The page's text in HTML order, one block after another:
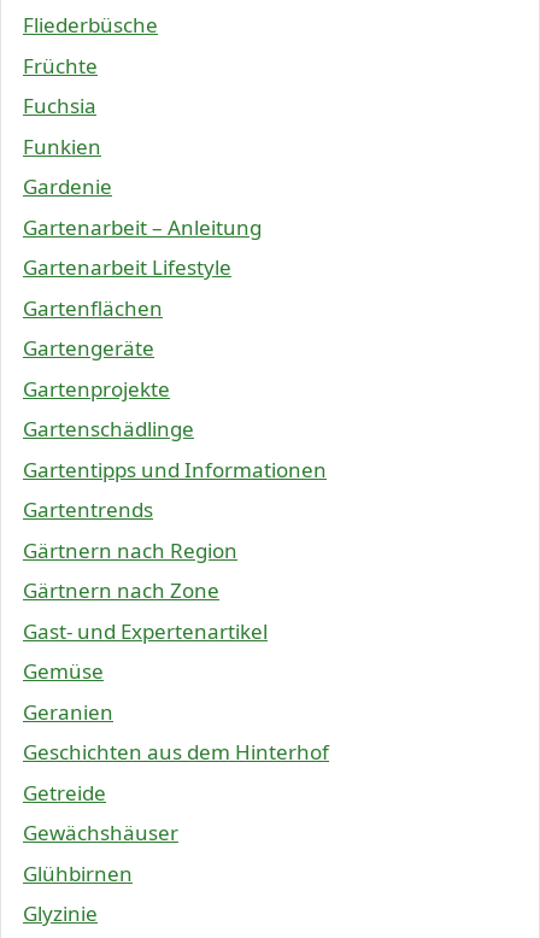
Fliederbüsche
Früchte
Fuchsia
Funkien
Gardenie
Gartenarbeit – Anleitung
Gartenarbeit Lifestyle
Gartenflächen
Gartengeräte
Gartenprojekte
Gartenschädlinge
Gartentipps und Informationen
Gartentrends
Gärtnern nach Region
Gärtnern nach Zone
Gast- und Expertenartikel
Gemüse
Geranien
Geschichten aus dem Hinterhof
Getreide
Gewächshäuser
Glühbirnen
Glyzinie